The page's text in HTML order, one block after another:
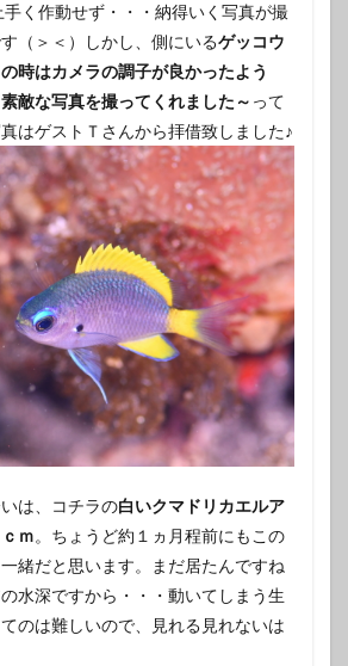
く作動せず・・・納得いく写真が撮
（＞＜）しかし、側にいるゲッコウ
時はカメラの調子が良かったよう
敵な写真を撮ってくれました～ って
はゲストＴさんから拝借致しました♪
は、コチラの白いクマドリカエルア
ｍ。ちょうど約１ヵ月程前にもこの
緒だと思います。まだ居たんですね
水深ですから・・・動いてしまう生
のは難しいので、見れる見れないは